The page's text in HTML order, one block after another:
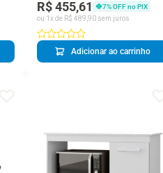
Móveis
R$ 455,61 7% OFF no PIX
ou 1 x de R$ 489 90sem juros
Adicionar ao carrinho